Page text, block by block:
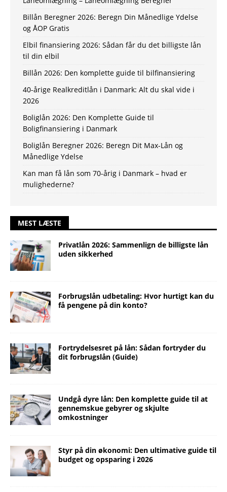
Billån Beregner 2026: Beregn Din Månedlige Ydelse
og ÅOP Gratis
Elbil finansiering 2026: Sådan får du det billigste lån
til din elbil
Billån 2026: Den komplette guide til bilfinansiering
40-årige Realkreditlån i Danmark: Alt du skal vide i
2026
Boliglån 2026: Den Komplette Guide til
Boligfinansiering i Danmark
Boliglån Beregner 2026: Beregn Dit Max-Lån og
Månedlige Ydelse
Kan man få lån som 70-årig i Danmark – hvad er
mulighederne?
MEST LÆSTE
Privatlån 2026: Sammenlign de billigste lån
uden sikkerhed
Forbrugslån udbetaling: Hvor hurtigt kan du
få pengene på din konto?
Fortrydelsesret på lån: Sådan fortryder du
dit forbrugslån (Guide)
Undgå dyre lån: Den komplette guide til at
gennemskue gebyrer og skjulte
omkostninger
Styr på din økonomi: Den ultimative guide til
budget og opsparing i 2026